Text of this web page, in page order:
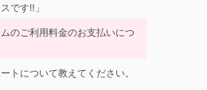
です‼」
のご利用料金のお支払いにつ
トについて教えてください。